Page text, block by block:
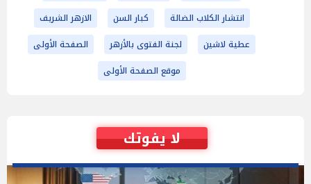
انتشار الكلاب الضالة
كبار السن
الازهر الشريف
عطية لاشين
لجنة الفتوى بالأزهر
الصفحة الأولى
موقع الصفحة الأولى
لا يفوتك